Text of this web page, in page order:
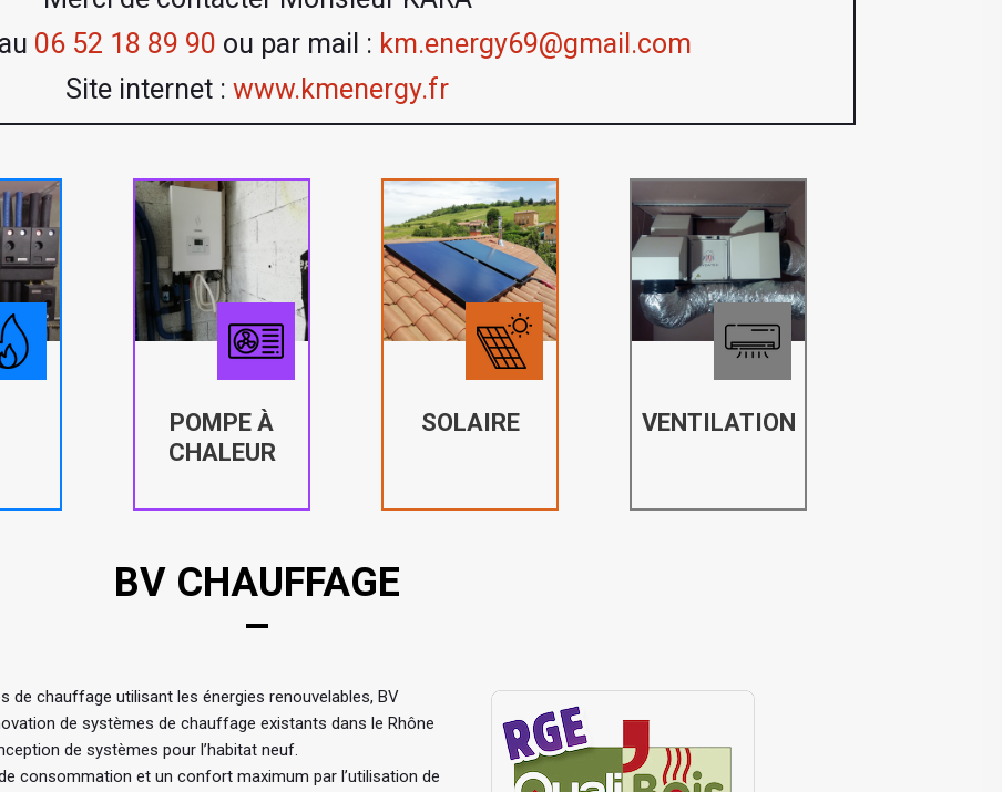
06 52 18 89 90 ou par mail : km.energy69@gmail.com
Site internet : www.kmenergy.fr
POMPE À
CHALEUR
SOLAIRE VENTILATION
BV CHAUFFAGE
de chauffage utilisant les énergies renouvelables, BV
de systèmes de chauffage existants dans le Rhône
de systèmes pour l’habitat neuf.
consommation et un confort maximum par l’utilisation de